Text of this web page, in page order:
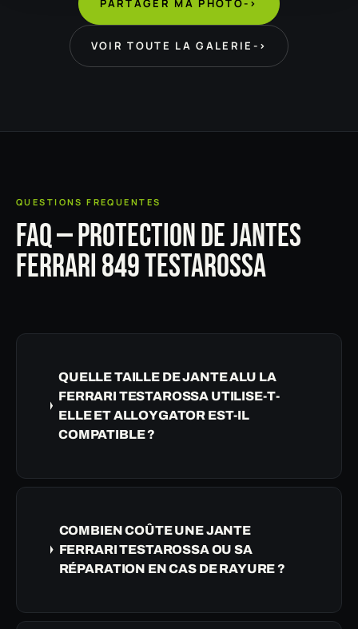
PARTAGER MA PHOTO->
VOIR TOUTE LA GALERIE ->
QUESTIONS FREQUENTES
FAQ — PROTECTION DE JANTES
FERRARI 849 TESTAROSSA
QUELLE TAILLE DE JANTE ALU LA
FERRARI TESTAROSSA UTILISE-T-
ELLE ET ALLOYGATOR EST-IL
COMPATIBLE ?
COMBIEN COÛTE UNE JANTE
FERRARI TESTAROSSA OU SA
RÉPARATION EN CAS DE RAYURE ?